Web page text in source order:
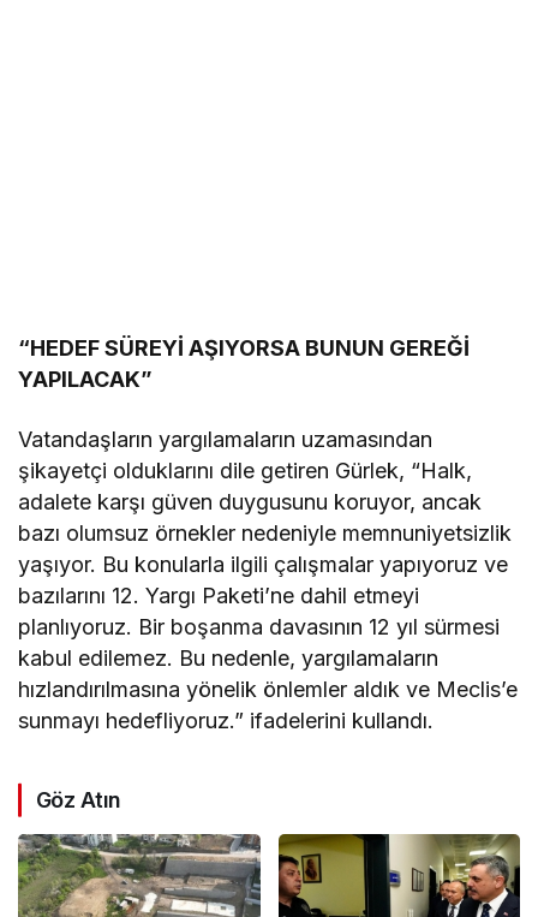
“HEDEF SÜREYİ AŞIYORSA BUNUN GEREĞİ
YAPILACAK”
Vatandaşların yargılamaların uzamasından
şikayetçi olduklarını dile getiren Gürlek, “Halk,
adalete karşı güven duygusunu koruyor, ancak
bazı olumsuz örnekler nedeniyle memnuniyetsizlik
yaşıyor. Bu konularla ilgili çalışmalar yapıyoruz ve
bazılarını 12. Yargı Paketi’ne dahil etmeyi
planlıyoruz. Bir boşanma davasının 12 yıl sürmesi
kabul edilemez. Bu nedenle, yargılamaların
hızlandırılmasına yönelik önlemler aldık ve Meclis’e
sunmayı hedefliyoruz.” ifadelerini kullandı.
Göz Atın